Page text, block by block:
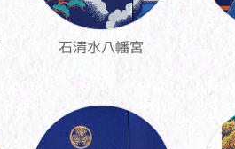
石清水八幡宮